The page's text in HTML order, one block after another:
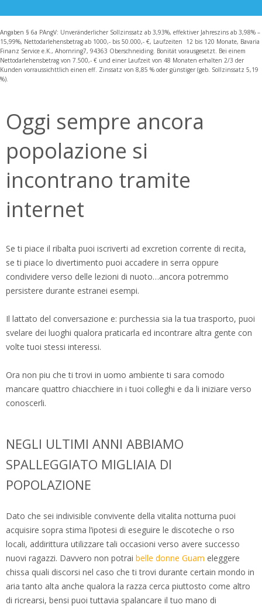
Angaben § 6a PAngV: Unveränderlicher Sollzinssatz ab 3,93%, effektiver Jahreszins ab 3,98% –
15,99%, Nettodarlehensbetrag ab 1000,- bis 50.000,- €, Laufzeiten 12 bis 120 Monate, Bavaria
Finanz Service e.K., Ahornring7, 94363 Oberschneiding. Bonität vorausgesetzt. Bei einem
Nettodarlehensbetrag von 7.500,- € und einer Laufzeit von 48 Monaten erhalten 2/3 der
Kunden vorraussichttlich einen eff. Zinssatz von 8,85 % oder günstiger (geb. Sollzinssatz 5,19
%).
Oggi sempre ancora
popolazione si
incontrano tramite
internet
Se ti piace il ribalta puoi iscriverti ad excretion corrente di recita,
se ti piace lo divertimento puoi accadere in serra oppure
condividere verso delle lezioni di nuoto…ancora potremmo
persistere durante estranei esempi.
Il lattato del conversazione e: purchessia sia la tua trasporto, puoi
svelare dei luoghi qualora praticarla ed incontrare altra gente con
volte tuoi stessi interessi.
Ora non piu che ti trovi in uomo ambiente ti sara comodo
mancare quattro chiacchiere in i tuoi colleghi e da li iniziare verso
conoscerli.
NEGLI ULTIMI ANNI ABBIAMO
SPALLEGGIATO MIGLIAIA DI
POPOLAZIONE
Dato che sei indivisible convivente della vitalita notturna puoi
acquisire sopra stima l’ipotesi di eseguire le discoteche o rso
locali, addirittura utilizzare tali occasioni verso avere successo
nuovi ragazzi. Davvero non potrai belle donne Guam eleggere
chissa quali discorsi nel caso che ti trovi durante certain mondo in
aria tanto alta anche qualora la razza cerca piuttosto come altro
di ricrearsi, bensi puoi tuttavia spalancare il tuo mano di